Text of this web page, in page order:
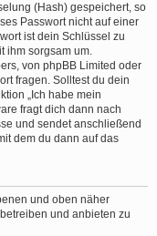
(Hash) gespeichert, so
Passwort nicht auf einer
ist dein Schlüssel zu
ihm sorgsam um.
von phpBB Limited oder
fragen. Solltest du dein
„Ich habe mein
fragt dich dann nach
und sendet anschließend
dem du dann auf das
und oben näher
und anbieten zu